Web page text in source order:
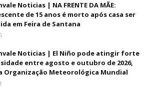
Noticias | NA FRENTE DA MÃE:
de 15 anos é morto após casa ser
em Feira de Santana
Noticias | El Niño pode atingir forte
entre agosto e outubro de 2026,
Organização Meteorológica Mundial